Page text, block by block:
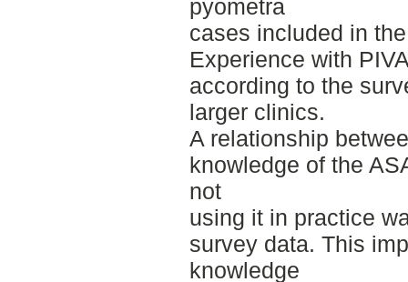
pyometra
cases included in
Experience with
according to the
larger clinics.
A relationship
knowledge of the
not
using it in practice
survey data. This
knowledge